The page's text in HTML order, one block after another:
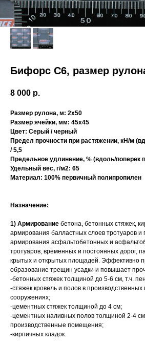
Бифорс С6, размер
8 000 р.
Размер рулона, м: 2х50
Размер ячейки, мм: 45х45
Цвет: Серый / черный
Предел прочности при растяжении, кН/м
/ 5,5
Предельное удлинение, % (вдоль/поперек
Удельный вес, г/м2: 65
Материал: 100% первичный полипропилен
Назначение:
1) Армирование бетона, бетонных стяжек,
армирования балластных слоев тротуаров
армирования асфальтобетонных и
тротуаров, временных и постоянных дорог,
крытых и открытых площадей. Эффективно
образование трещин усадки и повышает
-бетонных стяжек толщиной до 5-6 см, т.ч.
-стяжек кровель и полов в
сооружениях;
-цементных стяжек толщиной до 4 см;
-цементных наливных полов толщиной 2-4
производственные помещения;
-кирпичных кладок.